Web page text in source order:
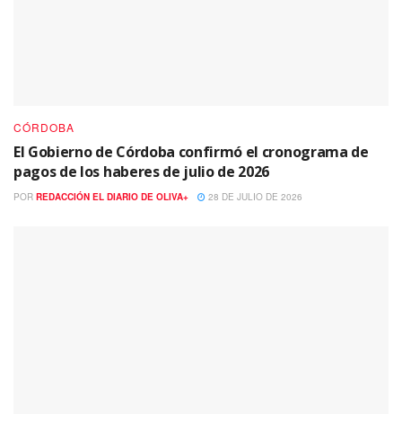
CÓRDOBA
El Gobierno de Córdoba confirmó el cronograma de
pagos de los haberes de julio de 2026
POR REDACCIÓN EL DIARIO DE OLIVA+ 28 DE JULIO DE 2026